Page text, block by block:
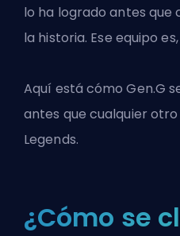
lo ha logrado antes que
la historia. Ese equipo
Aquí está cómo Gen.G
antes que cualquier otro
Legends.
¿Cómo se